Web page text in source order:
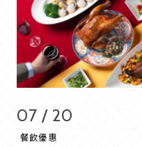
07 / 20
餐飲優惠